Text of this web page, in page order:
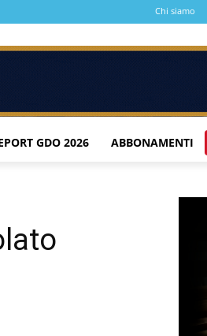
Chi siamo
GDO 2026 ABBONAMENTI